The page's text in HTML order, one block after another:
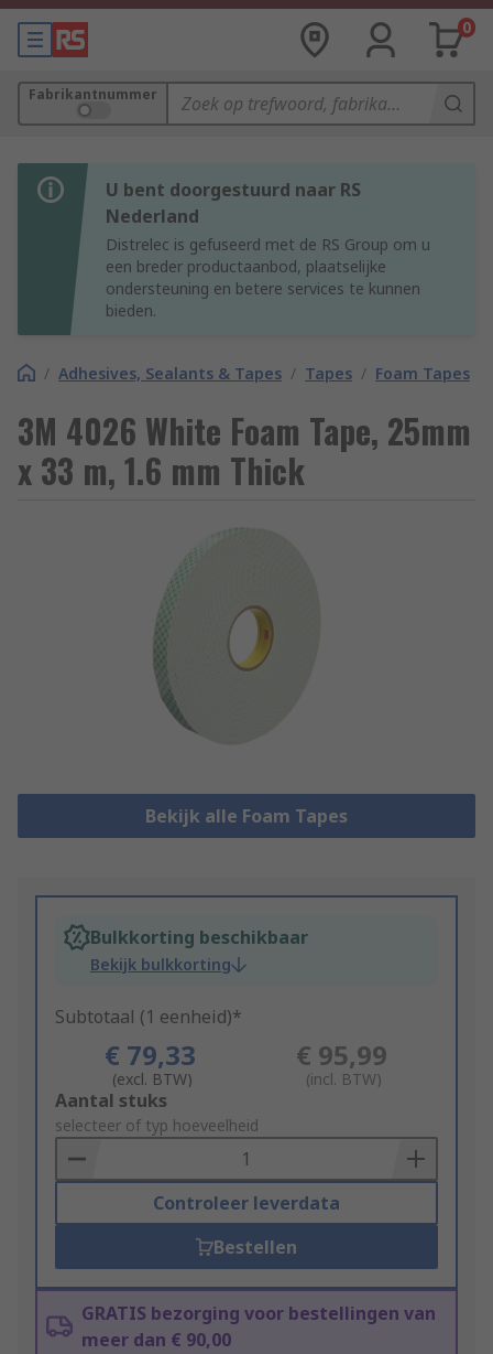
0
Fabrikantnummer
U bent doorgestuurd naar RS
Nederland
Distrelec is gefuseerd met de RS Group om u
een breder productaanbod, plaatselijke
ondersteuning en betere services te kunnen
bieden.
/ Adhesives, Sealants & Tapes / Tapes / Foam Tapes
3M 4026 White Foam Tape, 25mm
x 33 m, 1.6 mm Thick
Bekijk alle Foam Tapes
Bulkkorting beschikbaar
Bekijk bulkkorting
Subtotaal (1 eenheid)*
€ 79,33
(excl. BTW)
€ 95,99
(incl. BTW)
Add
to
Basket
Aantal stuks
selecteer of typ hoeveelheid
Controleer leverdata
Bestellen
GRATIS bezorging voor bestellingen van
meer dan € 90,00